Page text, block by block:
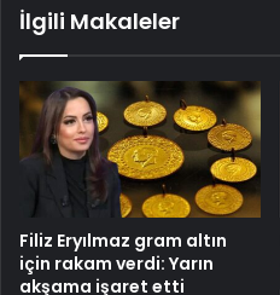
İlgili Makaleler
Filiz Eryılmaz gram altın
için rakam verdi: Yarın
akşama işaret etti